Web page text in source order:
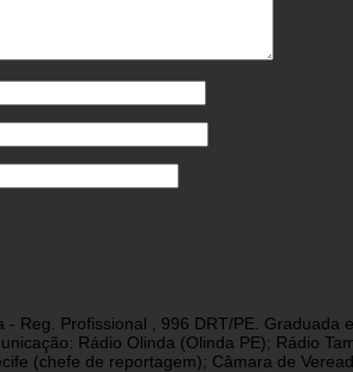
- Reg. Profissional , 996 DRT/PE.
Rádio Olinda (Olinda PE); Rádio
(chefe de reportagem); Câmara de